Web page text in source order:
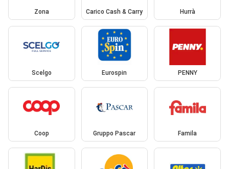
Zona Carico Cash & Carry Hurrà
Scelgo Eurospin PENNY
Coop Gruppo Pascar Famila